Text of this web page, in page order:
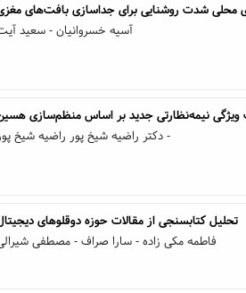
محلی شدت روشنایی برای جداسازی بافت‌های
آسیه خسروانیان - سعید
نیمه‌نظارتی جدید بر اساس منظم‌سازی
دکتر راضیه شیخ پور راضیه شیخ پور -
تحلیل کتابسنجی از مقالات حوزه دوقلوهای
فاطمه مکی زاده - سارا صراف - مصطفی